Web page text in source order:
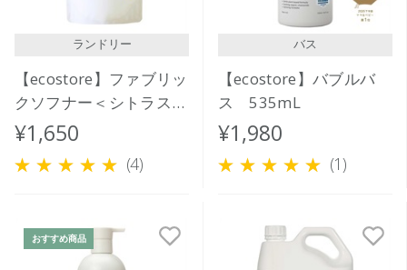
ランドリー
【ecostore】ファブリッ
クソフナー＜シトラス＞
リフィルパック1L
¥1,650
(4)
バス
【ecostore】バブルバ
ス 535mL
¥1,980
(1)
おすすめ商品